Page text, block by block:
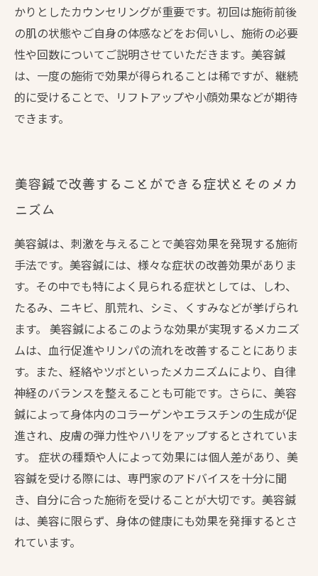
かりとしたカウンセリングが重要です。初回は施術前後
の肌の状態やご自身の体感などをお伺いし、施術の必要
性や回数についてご説明させていただきます。美容鍼
は、一度の施術で効果が得られることは稀ですが、継続
的に受けることで、リフトアップや小顔効果などが期待
できます。
美容鍼で改善することができる症状とそのメカ
ニズム
美容鍼は、刺激を与えることで美容効果を発現する施術
手法です。美容鍼には、様々な症状の改善効果がありま
す。その中でも特によく見られる症状としては、しわ、
たるみ、ニキビ、肌荒れ、シミ、くすみなどが挙げられ
ます。 美容鍼によるこのような効果が実現するメカニズ
ムは、血行促進やリンパの流れを改善することにありま
す。また、経絡やツボといったメカニズムにより、自律
神経のバランスを整えることも可能です。さらに、美容
鍼によって身体内のコラーゲンやエラスチンの生成が促
進され、皮膚の弾力性やハリをアップするとされていま
す。 症状の種類や人によって効果には個人差があり、美
容鍼を受ける際には、専門家のアドバイスを十分に聞
き、自分に合った施術を受けることが大切です。美容鍼
は、美容に限らず、身体の健康にも効果を発揮するとさ
れています。